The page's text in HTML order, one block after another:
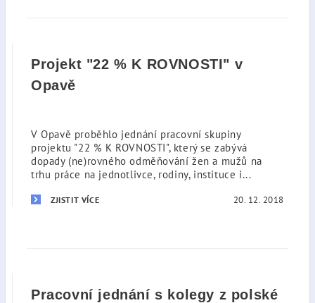
Projekt "22 % K ROVNOSTI" v
Opavě
V Opavě proběhlo jednání pracovní skupiny
projektu "22 % K ROVNOSTI", který se zabývá
dopady (ne)rovného odměňování žen a mužů na
trhu práce na jednotlivce, rodiny, instituce i...
ZJISTIT VÍCE 20. 12. 2018
Pracovní jednání s kolegy z polské